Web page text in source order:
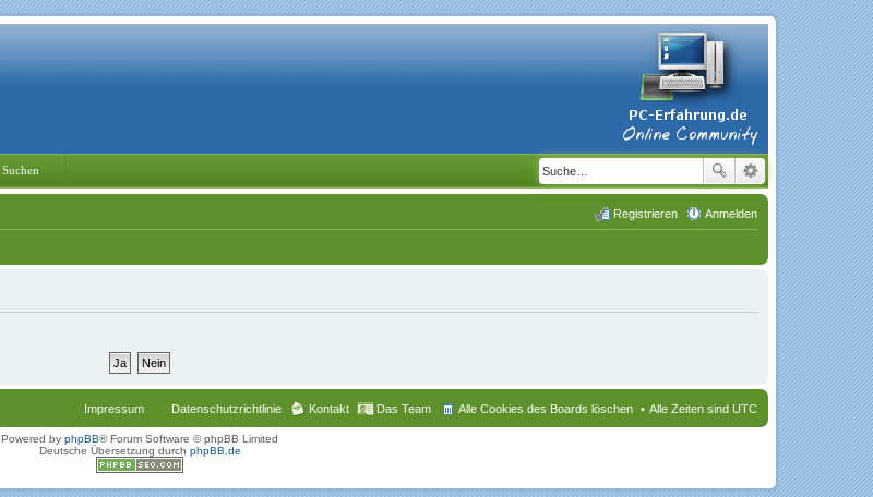
Suchen
Anmelden
Registrieren
Alle Zeiten sind UTC
Alle Cookies des Boards löschen
Das Team
Kontakt
Datenschutzrichtlinie
Impressum
Powered by phpBB® Forum Software © phpBB Limited
Deutsche Übersetzung durch phpBB.de